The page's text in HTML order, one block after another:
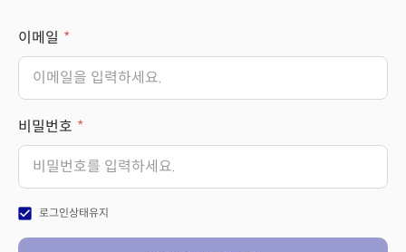
이메일
비밀번호
check_box 로그인상태유지